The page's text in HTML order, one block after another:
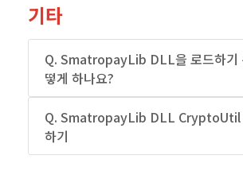
기타
Q. SmatropayLib DLL을 로드하기
떻게 하나요?
Q. SmatropayLib DLL CryptoUtil
하기